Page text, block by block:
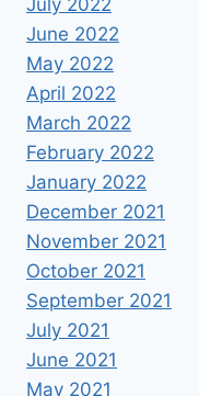
June 2022
May 2022
April 2022
March 2022
February 2022
January 2022
December 2021
November 2021
October 2021
September 2021
July 2021
June 2021
May 2021